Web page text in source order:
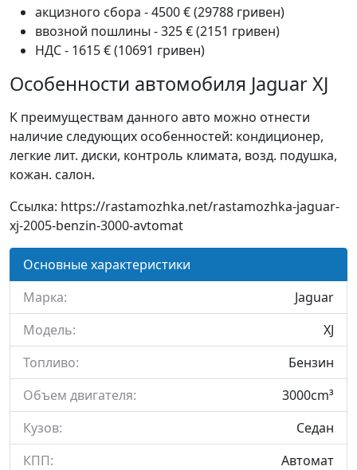
акцизного сбора - 4500 € (29788 гривен)
ввозной пошлины - 325 € (2151 гривен)
НДС - 1615 € (10691 гривен)
Особенности автомобиля Jaguar XJ
К преимуществам данного авто можно отнести
наличие следующих особенностей: кондиционер,
легкие лит. диски, контроль климата, возд. подушка,
кожан. салон.
Ссылка: https://rastamozhka.net/rastamozhka-jaguar-
xj-2005-benzin-3000-avtomat
Основные характеристики
Марка:
Jaguar
Модель:
XJ
Топливо:
Бензин
Объем двигателя:
3000cm³
Кузов:
Седан
КПП:
Автомат